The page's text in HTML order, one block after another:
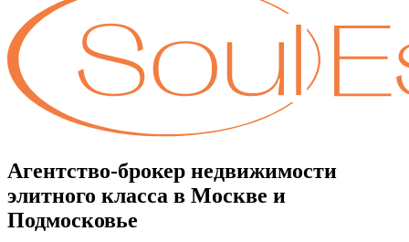
Агентство-брокер недвижимости
элитного класса в Москве и
Подмосковье